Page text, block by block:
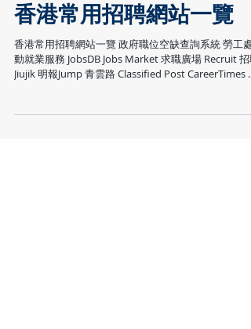
香港常用招聘網站一覽
香港常用招聘網站一覽 政府職位空缺查詢系統 勞工處